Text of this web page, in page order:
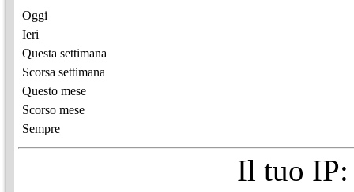
Oggi
Ieri
Questa settimana
Scorsa settimana
Questo mese
Scorso mese
Sempre
Il tuo IP: